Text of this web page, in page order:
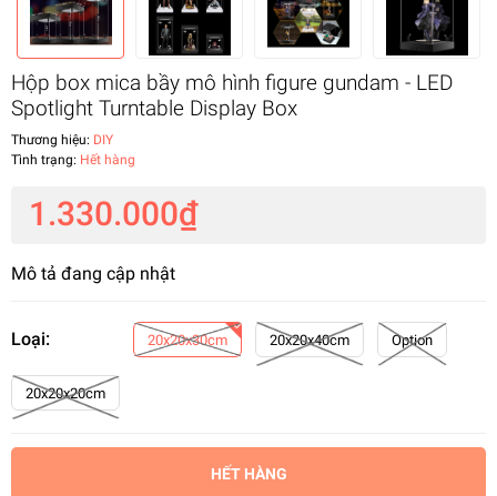
Hộp box mica bầy mô hình figure gundam - LED
Spotlight Turntable Display Box
Thương hiệu: DIY
Tình trạng: Hết hàng
1.330.000₫
Mô tả đang cập nhật
Loại: 20x20x30cm 20x20x40cm Option
20x20x20cm
HẾT HÀNG